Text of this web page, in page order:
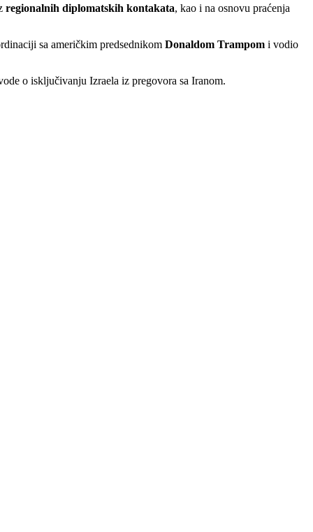
regionalnih diplomatskih kontakata, kao i na osnovu praćenja
sa američkim predsednikom Donaldom Trampom i vodio
o isključivanju Izraela iz pregovora sa Iranom.